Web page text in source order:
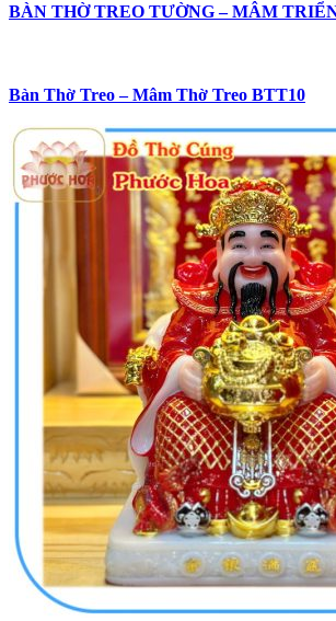
BÀN THỜ TREO TƯỜNG – MÂM
Bàn Thờ Treo – Mâm Thờ Treo BTT10